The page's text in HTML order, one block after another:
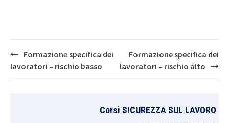
Post
navigation
Formazione specifica dei
lavoratori – rischio basso
Formazione specifica dei
lavoratori – rischio alto
Corsi SICUREZZA SUL LAVORO